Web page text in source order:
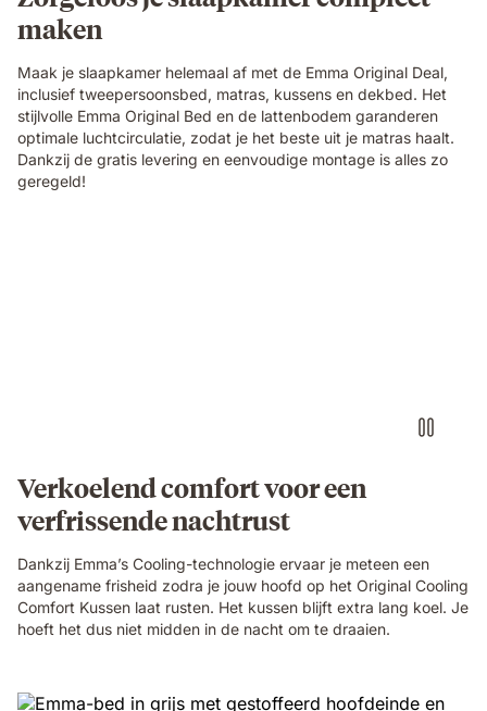
maken
Maak je slaapkamer helemaal af met de Emma Original Deal,
inclusief tweepersoonsbed, matras, kussens en dekbed. Het
stijlvolle Emma Original Bed en de lattenbodem garanderen
optimale luchtcirculatie, zodat je het beste uit je matras haalt.
Dankzij de gratis levering en eenvoudige montage is alles zo
geregeld!
Verkoelend comfort voor een
verfrissende nachtrust
Dankzij Emma’s Cooling-technologie ervaar je meteen een
aangename frisheid zodra je jouw hoofd op het Original Cooling
Comfort Kussen laat rusten. Het kussen blijft extra lang koel. Je
hoeft het dus niet midden in de nacht om te draaien.